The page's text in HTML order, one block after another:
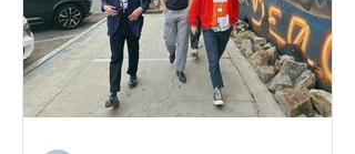
hermosura y pureza que habitan en su lenguaje. Y
es